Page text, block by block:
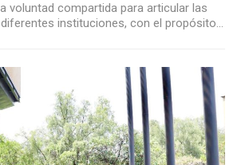
voluntad compartida para articular las
instituciones, con el propósito…